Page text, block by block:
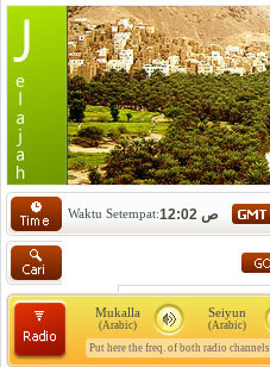
Waktu Setempat: 12:02 ص
Seiyun
(Arabic)
Mukalla
(Arabic)
Put here the freq. of both radio channels